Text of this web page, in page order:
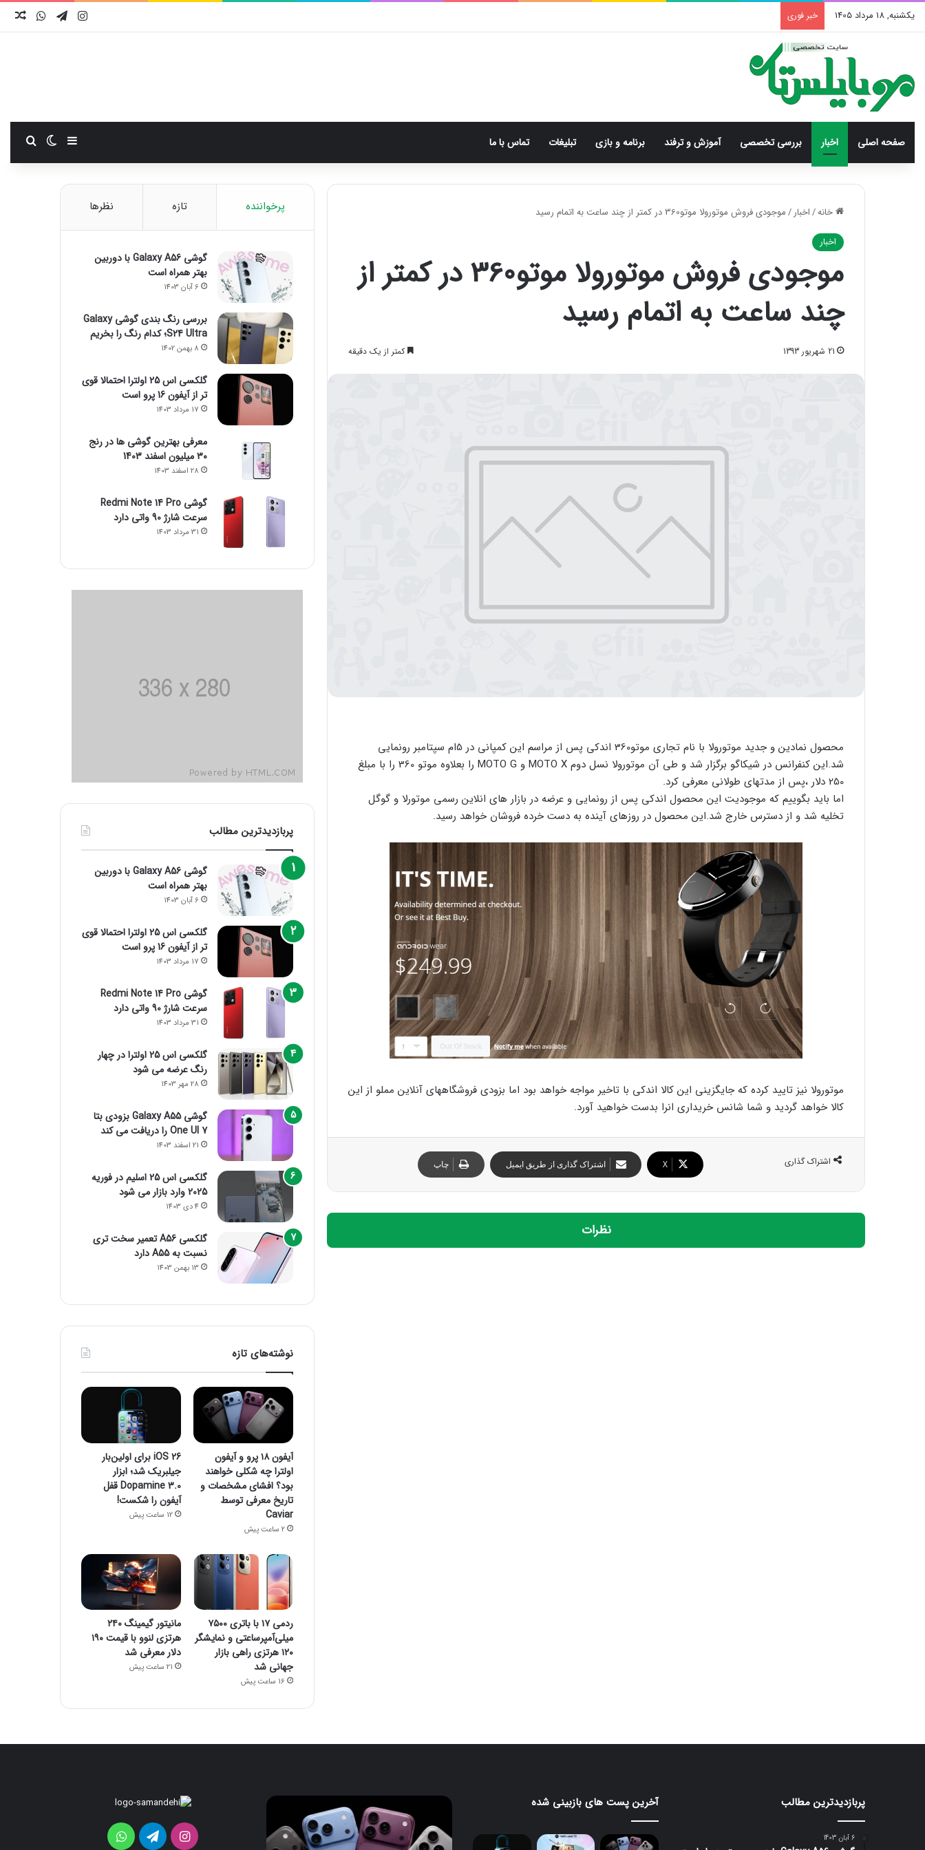
یکشنبه, 18 مرداد 1405 خبر فوری اینستاگرام
تلگرام واتس
صفحه اصلی اخبار بررسی‌ تخصصی آموزش و ترفند برنامه و بازی تبلیغات تماس با ما سایدبارتغییر
خانه/اخبار/موجودی فروش موتورولا موتو360 در کمتر از چند ساعت به اتمام رسید
اخبار
موجودی فروش موتورولا موتو360 در کمتر از
چند ساعت به اتمام رسید
21 شهریور 1393 کمتر از یک دقیقه
محصول نمادین و جدید موتورولا با نام تجاری موتو360 اندکی پس از مراسم این کمپانی در 5ام سپتامبر رونمایی
شد.این کنفرانس در شیکاگو برگزار شد و طی آن موتورولا نسل دوم MOTO X و MOTO G را بعلاوه موتو 360 را با مبلغ
250 دلار ،پس از مدتهای طولانی معرفی کرد.
اما باید بگوییم که موجودیت این محصول اندکی پس از رونمایی و عرضه در بازار های انلاین رسمی موتورلا و گوگل
تخلیه شد و از دسترس خارج شد.این محصول در روزهای آینده به دست خرده فروشان خواهد رسید.
موتورولا نیز تایید کرده که جایگزینی این کالا اندکی با تاخیر مواجه خواهد بود اما بزودی فروشگاههای آنلاین مملو از این
کالا خواهد گردید و شما شانس خریداری انرا بدست خواهید آورد.
اشتراک گذاری X اشتراک گذاری از طریق ایمیل چاپ
نظرات
پرخواننده تازه نظرها
گوشی Galaxy A56 با دوربین
بهتر همراه است
6 آبان 1403
بررسی رنگ بندی گوشی Galaxy
S24 Ultra؛ کدام رنگ را بخریم
8 بهمن 1402
گلکسی اس 25 اولترا احتمالا قوی
تر از آیفون 16 پرو است
17 مرداد 1403
معرفی بهترین گوشی ها در رنج
۳۰ میلیون اسفند 1403
28 اسفند 1403
گوشی Redmi Note 14 Pro
سرعت شارژ 90 واتی دارد
31 مرداد 1403
پربازدیدترین مطالب
گوشی Galaxy A56 با دوربین
بهتر همراه است
6 آبان 1403
گلکسی اس 25 اولترا احتمالا قوی
تر از آیفون 16 پرو است
17 مرداد 1403
گوشی Redmi Note 14 Pro
سرعت شارژ 90 واتی دارد
31 مرداد 1403
گلکسی اس 25 اولترا در چهار
رنگ عرضه می شود
28 مهر 1403
گوشی Galaxy A55 بزودی بتا
One UI 7 را دریافت می کند
21 اسفند 1403
گلکسی اس 25 اسلیم در فوریه
2025 وارد بازار می شود
4 دی 1403
گلکسی A56 تعمیر سخت تری
نسبت به A55 دارد
13 بهمن 1403
نوشته‌های تازه
آیفون ۱۸ پرو و آیفون
اولترا چه شکلی خواهند
بود؟ افشای مشخصات و
تاریخ معرفی توسط
Caviar
2 ساعت پیش
iOS 26 برای اولین‌بار
جیلبریک شد؛ ابزار
Dopamine 3.0 قفل
آیفون را شکست!
12 ساعت پیش
ردمی ۱۷ با باتری ۷۵۰۰
میلی‌آمپرساعتی و نمایشگر
۱۲۰ هرتزی راهی بازار
جهانی شد
16 ساعت پیش
مانیتور گیمینگ ۲۴۰
هرتزی لنوو با قیمت ۱۹۰
دلار معرفی شد
21 ساعت پیش
پربازدیدترین مطالب
6 آبان 1403
آخرین پست های بازبینی شده
مانیتور
هرتزی
تبلت
Moto
Pad
70
آیفون
پرو
و
اینستاگرامتلگرام واتس